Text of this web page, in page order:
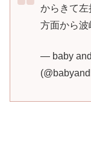
からきて左
方面から波
— baby